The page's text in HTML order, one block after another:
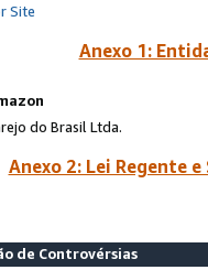
Site
Anexo 1:
do Brasil Ltda.
Anexo 2: Lei Regente
de Controvérsias